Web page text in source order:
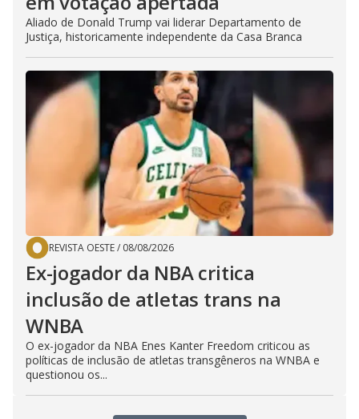
Aliado de Donald Trump vai liderar Departamento de
Justiça, historicamente independente da Casa Branca
REVISTA OESTE/ 08/08/2026
Ex-jogador da NBA critica
inclusão de atletas trans na
WNBA
O ex-jogador da NBA Enes Kanter Freedom criticou as
políticas de inclusão de atletas transgêneros na WNBA e
questionou os...